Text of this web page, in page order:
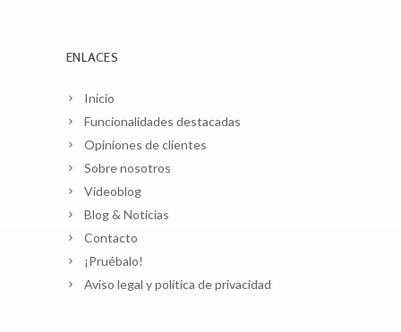
ENLACES
Inicio
Funcionalidades destacadas
Opiniones de clientes
Sobre nosotros
Videoblog
Blog & Noticias
Contacto
¡Pruébalo!
Aviso legal y política de privacidad